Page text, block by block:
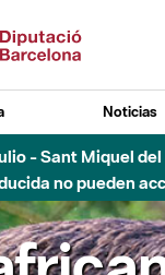
Noticias
- Sant Miquel
no pueden